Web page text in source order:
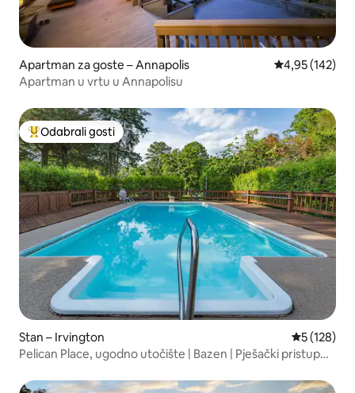
Apartman za goste – Annapolis Prosječna
4,95 (142)
Apartman u vrtu u Annapolisu
Među najviše rangiranima s oznakom „Odabrali gosti”
Odabrali gosti
Stan – Irvington Prosječna
5 (128)
Pelican Place, ugodno utočište | Bazen | Pješački pristup